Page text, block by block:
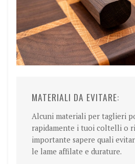
MATERIALI DA EVITARE:
Alcuni materiali per taglieri
rapidamente i tuoi coltelli o
importante sapere quali
le lame affilate e durature.